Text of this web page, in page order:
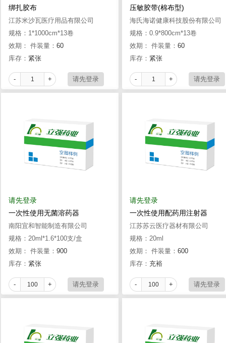
绑扎胶布
江苏米沙瓦医疗用品有限公司
规格：1*1000cm*13卷
效期： 件装量： 60
库存： 紧张
- +
压敏胶带(棉布型)
海氏海诺健康科技股份有限公司
规格：0.9*800cm*13卷
效期： 件装量： 60
库存： 紧张
- +
请先登录
一次性使用无菌溶药器
南阳宜和智能制造有限公司
规格：20ml*1.6*100支/盒
效期： 件装量： 900
库存： 紧张
- +
请先登录
一次性使用配药用注射器
江苏苏云医疗器材有限公司
规格：20ml
效期： 件装量： 600
库存： 充裕
- +